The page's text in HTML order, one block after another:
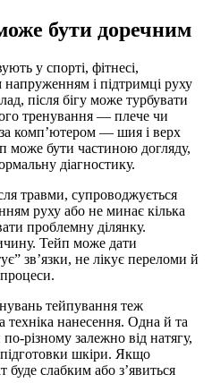
бути доречним
у спорті, фітнесі,
напруженням і підтримці руху
після бігу може турбувати
тренування — плече чи
за комп’ютером — шия і верх
може бути частиною догляду,
діагностику.
травми, супроводжується
руху або не минає кілька
проблемну ділянку.
Тейп може дати
зв’язки, не лікує переломи й
тейпування теж
техніка нанесення. Одна й та
різному залежно від натягу,
шкіри. Якщо
буде слабким або з’явиться